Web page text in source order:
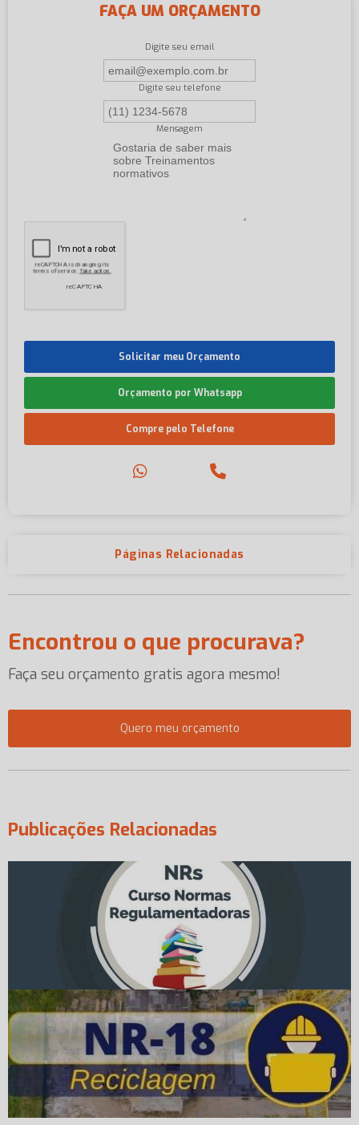
FAÇA UM ORÇAMENTO
Digite seu email
Digite seu telefone
Mensagem
Solicitar meu Orçamento
Orçamento por Whatsapp
Compre pelo Telefone
Páginas Relacionadas
Encontrou o que procurava?
Faça seu orçamento gratis agora mesmo!
Quero meu orçamento
Publicações Relacionadas